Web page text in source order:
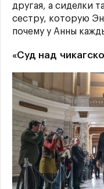
другая, а сиделки
сестру, которую
почему у Анны
«Суд над